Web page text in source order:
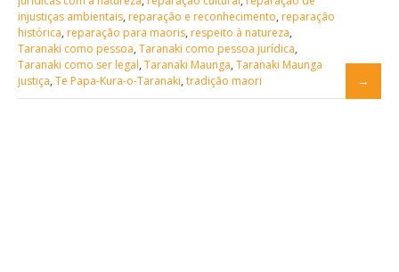
injustiças ambientais, reparação e reconhecimento, reparação
histórica, reparação para maoris, respeito à natureza,
Taranaki como pessoa, Taranaki como pessoa jurídica,
Taranaki como ser legal, Taranaki Maunga, Taranaki Maunga
justiça, Te Papa-Kura-o-Taranaki, tradição maori